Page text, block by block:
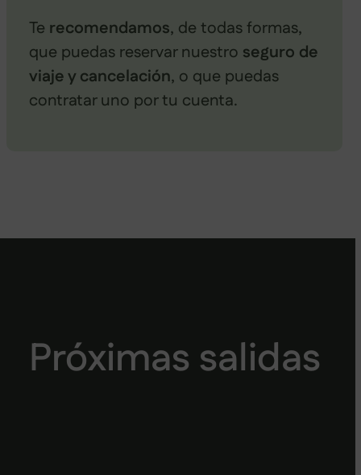
Te recomendamos, de todas formas,
que puedas reservar nuestro seguro de
viaje y cancelación, o que puedas
contratar uno por tu cuenta.
Próximas salidas